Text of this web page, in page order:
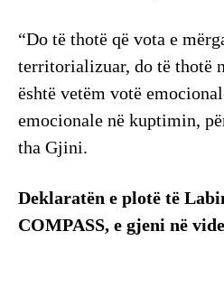
“Do të thotë që vota e
territorializuar, do të thotë
është vetëm votë
emocionale në kuptimin,
tha Gjini.
Deklaratën e plotë të
COMPASS, e gjeni në